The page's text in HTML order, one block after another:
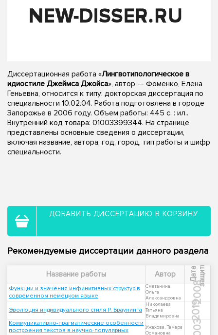
Диссертационная работа «Лингвотипологическое в
идиостиле Джеймса Джойса», автор — Фоменко, Елена
Геньевна, относится к типу: докторская диссертация по
специальности 10.02.04. Работа подготовлена в городе
Запорожье в 2006 году. Объем работы: 445 с. : ил..
Внутренний код товара: 01003399344. На странице
представлены основные сведения о диссертации,
включая название, автора, год, город, тип работы и шифр
специальности.
ДОБАВИТЬ ДИССЕРТАЦИЮ В КОРЗИНУ
Рекомендуемые диссертации данного раздела
Название работы Автор Д
а
т
а
з
а
щ
и
ты
Функции и значения инфинитивных структур в
современном немецком языке
Сметанина,
Ольга
Александровна
2008
Эволюция индивидуального стиля Р. Браунинга
Николаева
Татьяна
Владимировна
2019
Коммуникативно-прагматические особенности
построения текстов в научно-популярных
Ужахова, Тамара
Османовна